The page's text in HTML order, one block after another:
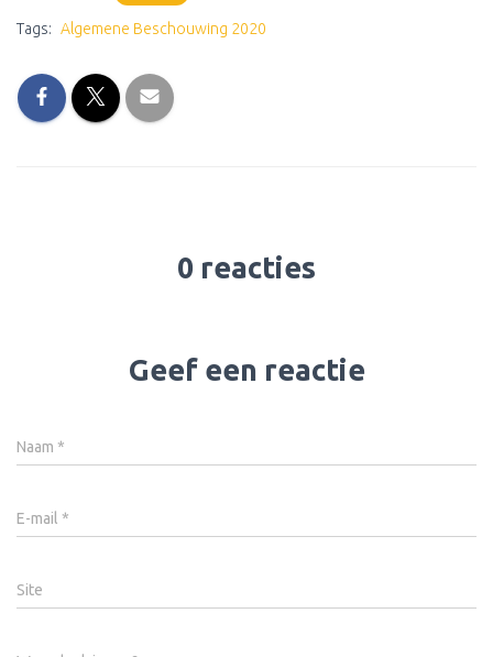
Tags: Algemene Beschouwing 2020
0 reacties
Geef een reactie
Naam *
E-mail *
Site